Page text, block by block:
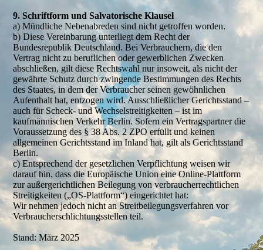
9. Schriftform und Salvatorische Klausel
a) Mündliche Nebenabreden sind nicht getroffen worden.
b) Diese Vereinbarung unterliegt dem Recht der
Bundesrepublik Deutschland. Bei Verbrauchern, die den
Vertrag nicht zu beruflichen oder gewerblichen Zwecken
abschließen, gilt diese Rechtswahl nur insoweit, als nicht der
gewährte Schutz durch zwingende Bestimmungen des Rechts
des Staates, in dem der Verbraucher seinen gewöhnlichen
Aufenthalt hat, entzogen wird. Ausschließlicher Gerichtsstand –
auch für Scheck- und Wechselstreitigkeiten – ist im
kaufmännischen Verkehr Berlin. Sofern ein Vertragspartner die
Voraussetzung des § 38 Abs. 2 ZPO erfüllt und keinen
allgemeinen Gerichtsstand im Inland hat, gilt als Gerichtsstand
Berlin.
c) Entsprechend der gesetzlichen Verpflichtung weisen wir
darauf hin, dass die Europäische Union eine Online-Plattform
zur außergerichtlichen Beilegung von verbraucherrechtlichen
Streitigkeiten („OS-Plattform“) eingerichtet hat:
Wir nehmen jedoch nicht an Streitbeilegungsverfahren vor
Verbraucherschlichtungsstellen teil.
Stand: März 2025